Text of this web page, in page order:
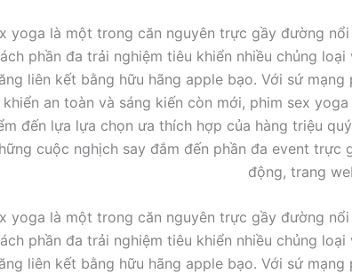
yoga là một trong căn nguyên trực gầy đường
phần đa trải nghiệm tiêu khiển nhiều chủng
liên kết bằng hữu hãng apple bạo. Với sứ mạng
an toàn và sáng kiến còn mới, phim sex
đến lựa lựa chọn ưa thích hợp của hàng triệu
cuộc nghịch say đắm đến phần đa event trực
động, trang
yoga là một trong căn nguyên trực gầy đường
phần đa trải nghiệm tiêu khiển nhiều chủng
liên kết bằng hữu hãng apple bạo. Với sứ mạng